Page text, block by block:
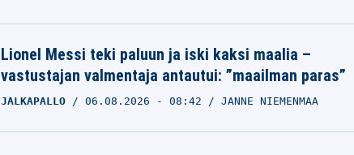
Lionel Messi teki paluun ja iski kaksi maalia –
vastustajan valmentaja antautui: ”maailman paras”
JALKAPALLO 06.08.2026 - 08:42 JANNE NIEMENMAA